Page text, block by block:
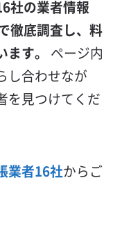
社の業者情報
徹底調査し、料
す。
ページ内
し合わせなが
を見つけてくだ
業者16社からご